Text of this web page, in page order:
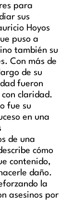
para
sus
Hoyos
puso a
también su
Con más de
de su
fueron
claridad.
fue su
en una
de una
cómo
contenido,
daño.
la
asesinos por